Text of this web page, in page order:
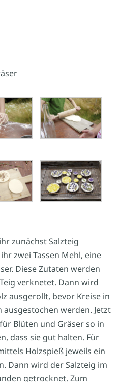
zunächst Salzteig
zwei Tassen Mehl, eine
Diese Zutaten werden
verknetet. Dann wird
ausgerollt, bevor Kreise in
werden. Jetzt
Blüten und Gräser so in
dass sie gut halten. Für
Holzspieß jeweils ein
Dann wird der Salzteig im
getrocknet. Zum